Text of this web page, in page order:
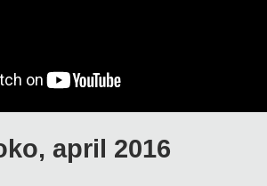
april 2016